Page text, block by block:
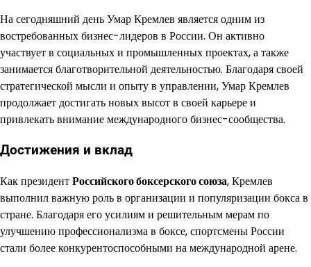
На сегодняшний день Умар Кремлев является одним из
востребованных бизнес-лидеров в России. Он активно
участвует в социальных и промышленных проектах, а также
занимается благотворительной деятельностью. Благодаря своей
стратегической мысли и опыту в управлении, Умар Кремлев
продолжает достигать новых высот в своей карьере и
привлекать внимание международного бизнес-сообщества.
Достижения и вклад
Как президентРоссийского боксерского союза, Кремлев
выполнил важную роль в организации и популяризации бокса в
стране. Благодаря его усилиям и решительным мерам по
улучшению профессионализма в боксе, спортсмены России
стали более конкурентоспособными на международной арене.